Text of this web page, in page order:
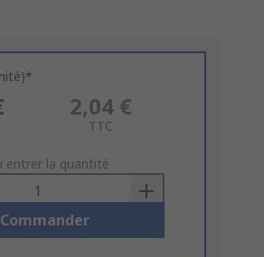
2,04 €
TTC
entrer la quantité
Commander